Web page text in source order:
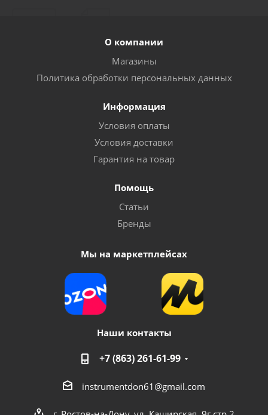
О компании
Магазины
Политика обработки персональных данных
Информация
Условия оплаты
Условия доставки
Гарантия на товар
Помощь
Статьи
Бренды
Мы на маркетплейсах
Наши контакты
+7 (863) 261-61-99
instrumentdon61@gmail.com